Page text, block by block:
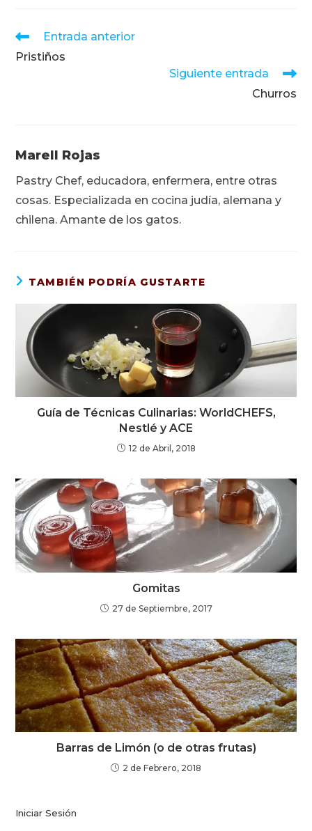
Leer
artículos
Entrada anterior
Pristiños
Siguiente entrada
Churros
Marell Rojas
Pastry Chef, educadora, enfermera, entre otras
cosas. Especializada en cocina judía, alemana y
chilena. Amante de los gatos.
TAMBIÉN PODRÍA GUSTARTE
Guía de Técnicas Culinarias: WorldCHEFS,
Nestlé y ACE
12 de Abril, 2018
Gomitas
27 de Septiembre, 2017
Barras de Limón (o de otras frutas)
2 de Febrero, 2018
Iniciar Sesión